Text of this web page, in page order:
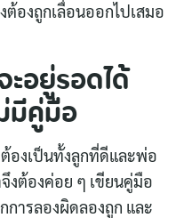
ต้องถูกเลื่อนออกไปเสมอ
ะอยู่รอดได้
มีคู่มือ
องเป็นทั้งลูกที่ดีและพ่อ
งต้องค่อย ๆ เขียนคู่มือ
ารลองผิดลองถูก และ